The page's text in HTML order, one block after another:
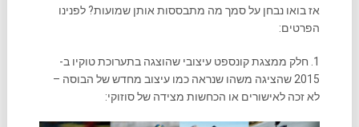
אז בואו נבחן על סמך מה מתבססות אותן שמועות? לפנינו
הפרטים:
1. חלק ממצגת קונספט עיצובי שהוצגה בתערוכת טוקיו ב-
2015 שהציגה משהו שנראה כמו עיצוב מחדש של הבוסה –
לא זכה לאישורים או הכחשות מצידה של סוזוקי: